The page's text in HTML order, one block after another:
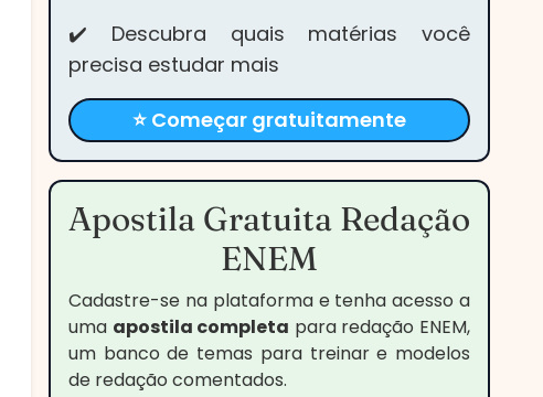
✔️ Descubra quais matérias você
precisa estudar mais
⭐ Começar gratuitamente
Apostila Gratuita Redação
ENEM
Cadastre-se na plataforma e tenha acesso a
uma apostila completa para redação ENEM,
um banco de temas para treinar e modelos
de redação comentados.